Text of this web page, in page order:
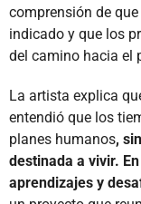
comprensión de
indicado y que los
del camino hacia el
La artista explica
entendió que los
planes humanos,
destinada a vivir.
aprendizajes y